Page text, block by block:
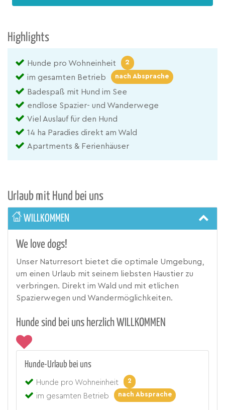
Highlights
Hunde pro Wohneinheit 2
im gesamten Betrieb nach Absprache
Badespaß mit Hund im See
endlose Spazier- und Wanderwege
Viel Auslauf für den Hund
14 ha Paradies direkt am Wald
Apartments & Ferienhäuser
Urlaub mit Hund bei uns
WILLKOMMEN
We love dogs!
Unser Naturresort bietet die optimale Umgebung,
um einen Urlaub mit seinem liebsten Haustier zu
verbringen. Direkt im Wald und mit etlichen
Spazierwegen und Wandermöglichkeiten.
Hunde sind bei uns herzlich WILLKOMMEN
Hunde-Urlaub bei uns
Hunde pro Wohneinheit 2
im gesamten Betrieb nach Absprache